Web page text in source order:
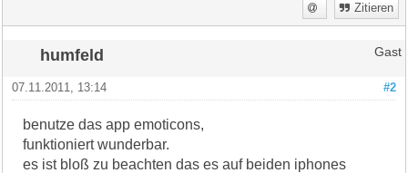
Zitieren
humfeld Gast
#2
07.11.2011, 13:14
benutze das app emoticons,
funktioniert wunderbar.
es ist bloß zu beachten das es auf beiden iphones